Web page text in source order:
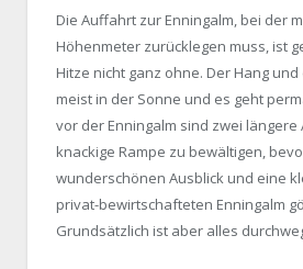
Die Auffahrt zur Enningalm, bei der
Höhenmeter zurücklegen muss, ist
Hitze nicht ganz ohne. Der Hang
meist in der Sonne und es geht
vor der Enningalm sind zwei längere
knackige Rampe zu bewältigen,
wunderschönen Ausblick und eine
privat-bewirtschafteten Enningalm
Grundsätzlich ist aber alles